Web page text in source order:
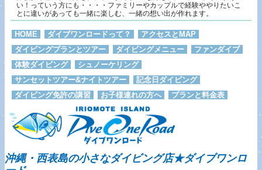
い！っていう方にも・・・・ファミリーやカップルで経験ややりたいこ
とに違いがあっても一緒に楽しむ、一緒の想い出が作れます。
HOME ダイブワンロードって？
アクセスとMAP
ダイビングプランとツアー
ダイビングメニュー
ファンダイブ
体験ダイビング
シュノーケリング
サンセットツアー&ナイトツアー
記念日ダイビング
ダイビング免許の講習
お子様連れの方へ プランと料金表
沖縄・西表島の小さなダイビング店★ダイブワンロ